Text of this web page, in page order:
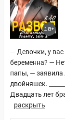
18+
— Девочки, у
беременна? —
папы, —
двойняшек.
Двадцать лет
раскрыть